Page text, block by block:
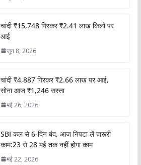
चांदी ₹15,748 गिरकर ₹2.41 लाख किलो पर
आई
जून 8, 2026
चांदी ₹4,887 गिरकर ₹2.66 लाख पर आई,
सोना आज ₹1,246 सस्ता
मई 26, 2026
SBI कल से 6-दिन बंद, आज निपटा लें जरूरी
काम:23 से 28 मई तक नहीं होगा काम
मई 22, 2026